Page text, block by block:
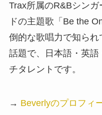
Trax所属のR&Bシン
ドの主題歌「Be the
倒的な歌唱力で知ら
話題で、日本語・英
チタレントです。
→ Beverlyのプロフィ